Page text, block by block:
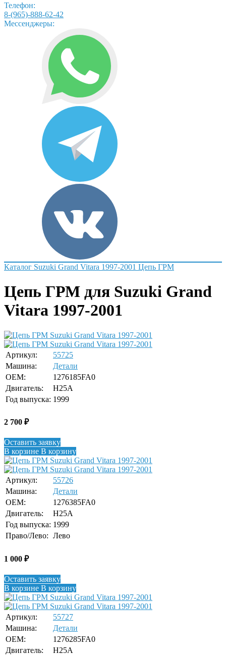
Телефон:
8-(965)-888-62-42
Мессенджеры:
Каталог Suzuki Grand Vitara 1997-2001 Цепь ГРМ
Цепь ГРМ для Suzuki Grand
Vitara 1997-2001
Артикул:
55725
Машина:
Детали
OEM:
1276185FA0
Двигатель:
H25A
Год выпуска: 1999
2 700 ₽
Оставить заявку
В корзине В корзину
Артикул:
55726
Машина:
Детали
OEM:
1276385FA0
Двигатель:
H25A
Год выпуска: 1999
Право/Лево: Лево
1 000 ₽
Оставить заявку
В корзине В корзину
Артикул:
55727
Машина:
Детали
OEM:
1276285FA0
Двигатель:
H25A